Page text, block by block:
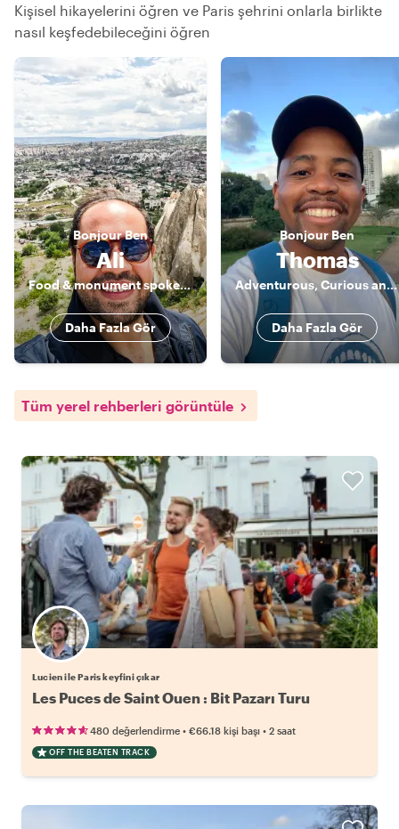
Kişisel hikayelerini öğren ve Paris şehrini onlarla birlikte
nasıl keşfedebileceğini öğren
BonjourBen
Ali
Food & monument spokesman
Daha Fazla Gör
Bonjour Ben
Thomas
Adventurous, Curious and your Gateway to Paris
Daha Fazla Gör
Tüm yerel rehberleri görüntüle
Lucien ile Paris keyfini çıkar
Les Puces de Saint Ouen : Bit Pazarı Turu
480 değerlendirme • €66.18 kişi başı • 2 saat
OFF THE BEATEN TRACK